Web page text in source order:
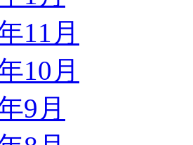
11月
10月
9月